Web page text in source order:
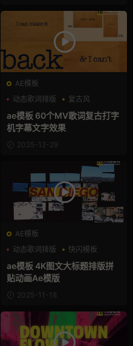
AE模板
动态歌词排版
复古风
字幕条
ae模板 60个MV歌词复古打字
机字幕文字效果
2025-12-29
AE模板
动态歌词排版
快闪模板
拼贴风
ae模板 4K图文大标题排版拼
贴动画Ae模版
2025-11-18